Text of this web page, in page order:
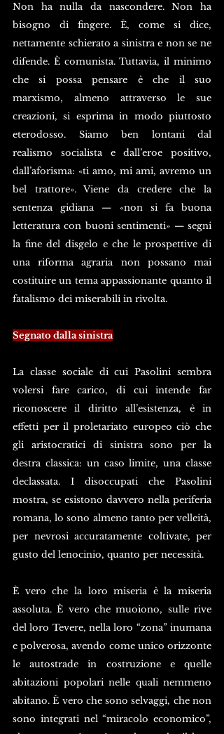
Non ha nulla da nascondere. Non ha
bisogno di fingere. È, come si dice,
nettamente schierato a sinistra e non se ne
difende. È comunista. Tuttavia, il minimo
che si possa pensare è che il suo
marxismo, almeno attraverso le sue
creazioni, si esprima in modo piuttosto
eterodosso. Siamo ben lontani dal
realismo socialista e dall’eroe positivo,
dall’aforisma: «ti amo, mi ami, avremo un
bel trattore». Viene da credere che la
sentenza gidiana — «non si fa buona
letteratura con buoni sentimenti» — segni
la fine del disgelo e che le prospettive di
una riforma agraria non possano mai
costituire un tema appassionante quanto il
fatalismo dei miserabili in rivolta.
Segnato dalla sinistra
La classe sociale di cui Pasolini sembra
volersi fare carico, di cui intende far
riconoscere il diritto all’esistenza, è in
effetti per il proletariato europeo ciò che
gli aristocratici di sinistra sono per la
destra classica: un caso limite, una classe
declassata. I disoccupati che Pasolini
mostra, se esistono davvero nella periferia
romana, lo sono almeno tanto per velleità,
per nevrosi accuratamente coltivate, per
gusto del lenocinio, quanto per necessità.
È vero che la loro miseria è la miseria
assoluta. È vero che muoiono, sulle rive
del loro Tevere, nella loro “zona” inumana
e polverosa, avendo come unico orizzonte
le autostrade in costruzione e quelle
abitazioni popolari nelle quali nemmeno
abitano. È vero che sono selvaggi, che non
sono integrati nel “miracolo economico”,